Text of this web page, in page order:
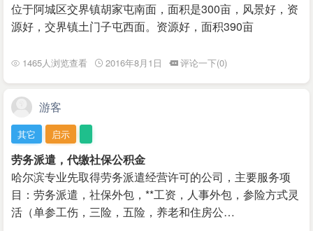
位于阿城区交界镇胡家屯南面，面积是300亩，风景好，资
源好，交界镇土门子屯西面。资源好，面积390亩
1465人浏览查看 2016年8月1日 评论一下(0)
游客
其它 启示
劳务派遣，代缴社保公积金
哈尔滨专业先取得劳务派遣经营许可的公司，主要服务项
目：劳务派遣，社保外包，**工资，人事外包，参险方式灵
活（单参工伤，三险，五险，养老和住房公…